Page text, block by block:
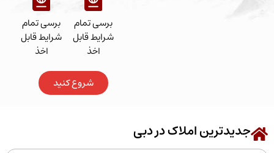
برسی تمام
شرایط قابل
اخذ
شروع کنید
املاک در دبی